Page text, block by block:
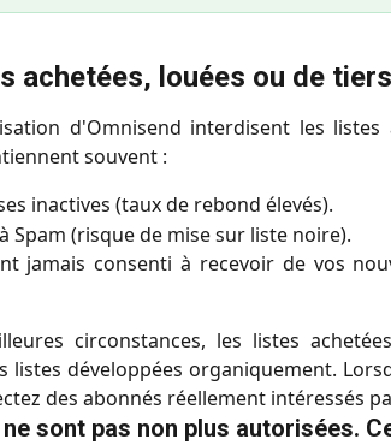
achetées, louées ou de tiers
d'Omnisend interdisent les listes
souvent :
inactives (taux de rebond élevés).
Spam (risque de mise sur liste noire).
jamais consenti à recevoir de vos
circonstances, les listes
listes développées organiquement.
des abonnés réellement intéressés
sont pas non plus autorisées.